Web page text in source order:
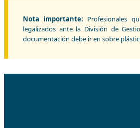
Nota importante: Profesionales
legalizados ante la División de
documentación debe ir en sobre